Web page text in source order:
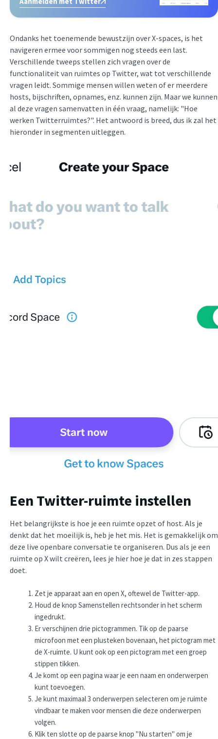
Ondanks het toenemende bewustzijn over X-spaces, is het
navigeren ermee voor sommigen nog steeds een last.
Verschillende tweeps stellen zich vragen over de
functionaliteit van ruimtes op Twitter, wat tot verschillende
vragen leidt. Sommige mensen willen weten of er meerdere
hosts, bijschriften, opnames, enz. kunnen zijn. Maar we kunnen
al deze vragen samenvatten in één vraag, namelijk: "Hoe
werken Twitterruimtes?". Het antwoord is breed, dus ik zal het
hieronder in segmenten uitleggen.
Een Twitter-ruimte instellen
Het belangrijkste is hoe je een ruimte opzet of host. Als je
denkt dat het moeilijk is, heb je het mis. Het is gemakkelijk om
deze live openbare conversatie te organiseren. Dus als je een
ruimte op X wilt creëren, lees je hier hoe je dat in zes stappen
doet.
Zet je apparaat aan en open X, oftewel de Twitter-app.
Houd de knop Samenstellen rechtsonder in het scherm
ingedrukt.
Er verschijnen drie pictogrammen. Tik op de paarse
microfoon met een plusteken bovenaan, het pictogram met
de X-ruimte. U kunt ook op een pictogram met een groep
stippen tikken.
Je komt op een pagina waar je een naam en onderwerpen
kunt toevoegen.
Je kunt maximaal 3 onderwerpen selecteren om je ruimte
vindbaar te maken voor mensen die deze onderwerpen
volgen.
Klik ten slotte op de paarse knop "Nu starten" om je